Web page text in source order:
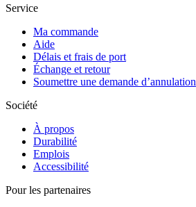
Service
Ma commande
Aide
Délais et frais de port
Échange et retour
Soumettre une demande d’annulation
Société
À propos
Durabilité
Emplois
Accessibilité
Pour les partenaires